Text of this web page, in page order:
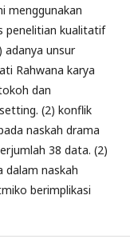
menggunakan
penelitian kualitatif
adanya unsur
Rahwana karya
dan
(2) konflik
naskah drama
38 data. (2)
naskah
berimplikasi